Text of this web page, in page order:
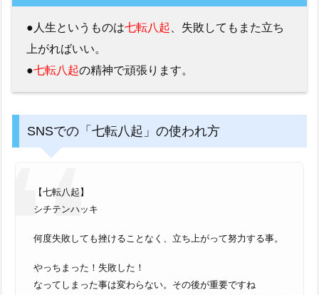
●人生というものは七転八起 、失敗してもまた立ち
上がればいい。
●七転八起の精神で頑張ります。
SNSでの「七転八起」の使われ方
【七転八起】
シチテンハッキ
何度失敗しても挫けることなく、立ち上がって努力する事。
やっちまった！失敗した！
なってしまった事は変わらない。その後が重要ですね